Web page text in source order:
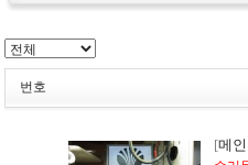
번호
[메